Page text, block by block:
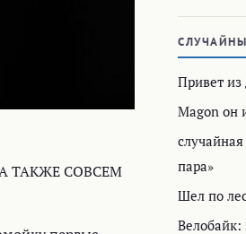
ТАКЖЕ СОВСЕМ
Привет из
Magon он
пара»
Шел по